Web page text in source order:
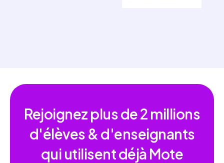
Rejoignez plus de2 millions
d'élèves & d'enseignants
qui utilisent déjà Mote